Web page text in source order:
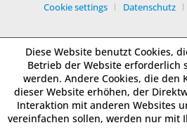
Cookie settings Datenschutz
Diese Website benutzt Cookies,
Betrieb der Website erforderlich
werden. Andere Cookies, die den
dieser Website erhöhen, der
Interaktion mit anderen Websites
vereinfachen sollen, werden nur mit